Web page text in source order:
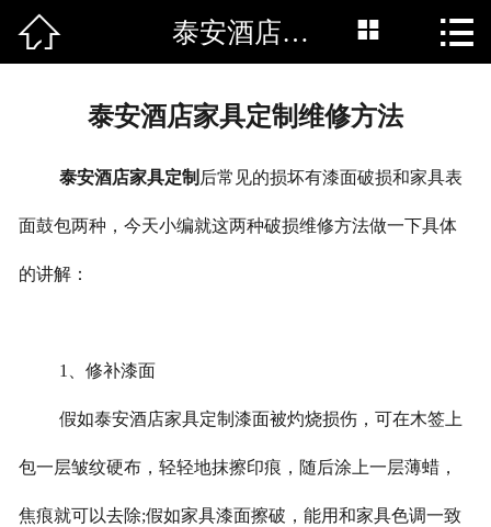
网站首页
 泰安酒店家具定制维修方法  
泰安酒店家具定制维修方法
泰安酒店家具定制 后常见的损坏有漆面破损和家具表
面鼓包两种，今天小编就这两种破损维修方法做一下具体
的讲解：
1、修补漆面
假如泰安酒店家具定制漆面被灼烧损伤，可在木签上
包一层皱纹硬布，轻轻地抹擦印痕，随后涂上一层薄蜡，
焦痕就可以去除;假如家具漆面擦破，能用和家具色调一致